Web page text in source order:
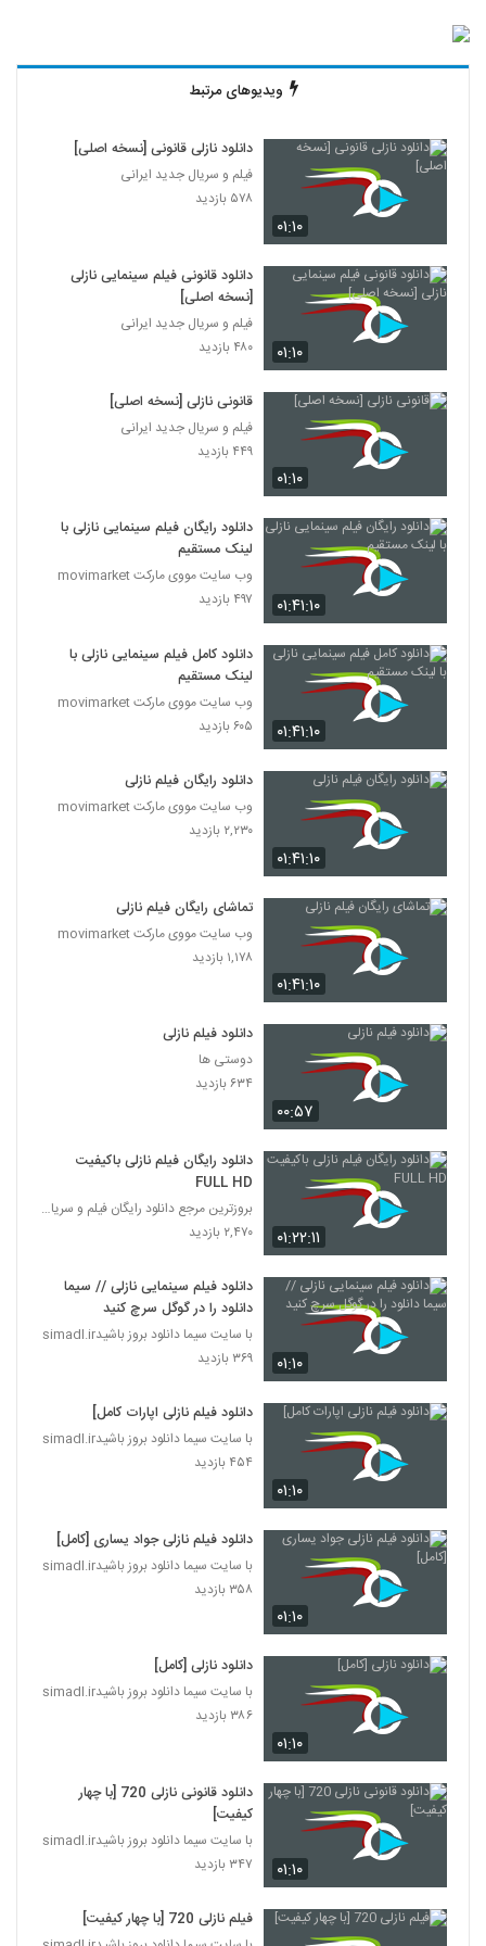
ویدیوهای مرتبط
۰۱:۱۰
دانلود نازلی قانونی [نسخه اصلی]
فیلم و سریال جدید ایرانی
۵۷۸ بازدید
۰۱:۱۰
دانلود قانونی فیلم سینمایی نازلی
[نسخه اصلی]
فیلم و سریال جدید ایرانی
۴۸۰ بازدید
۰۱:۱۰
قانونی نازلی [نسخه اصلی]
فیلم و سریال جدید ایرانی
۴۴۹ بازدید
۰۱:۴۱:۱۰
دانلود رایگان فیلم سینمایی نازلی با
لینک مستقیم
وب سایت مووی مارکت movimarket
۴۹۷ بازدید
۰۱:۴۱:۱۰
دانلود کامل فیلم سینمایی نازلی با
لینک مستقیم
وب سایت مووی مارکت movimarket
۶۰۵ بازدید
۰۱:۴۱:۱۰
دانلود رایگان فیلم نازلی
وب سایت مووی مارکت movimarket
۲,۲۳۰ بازدید
۰۱:۴۱:۱۰
تماشای رایگان فیلم نازلی
وب سایت مووی مارکت movimarket
۱,۱۷۸ بازدید
۰۰:۵۷
دانلود فیلم نازلی
دوستی ها
۶۳۴ بازدید
۰۱:۲۲:۱۱
دانلود رایگان فیلم نازلی باکیفیت
FULL HD
بروزترین مرجع دانلود رایگان فیلم و سریال ایرانی
۲,۴۷۰ بازدید
۰۱:۱۰
دانلود فیلم سینمایی نازلی // سیما
دانلود را در گوگل سرچ کنید
با سایت سیما دانلود بروز باشیدsimadl.ir
۳۶۹ بازدید
۰۱:۱۰
دانلود فیلم نازلی اپارات کامل]
با سایت سیما دانلود بروز باشیدsimadl.ir
۴۵۴ بازدید
۰۱:۱۰
دانلود فیلم نازلی جواد یساری [کامل]
با سایت سیما دانلود بروز باشیدsimadl.ir
۳۵۸ بازدید
۰۱:۱۰
دانلود نازلی [کامل]
با سایت سیما دانلود بروز باشیدsimadl.ir
۳۸۶ بازدید
۰۱:۱۰
دانلود قانونی نازلی 720 [با چهار
کیفیت]
با سایت سیما دانلود بروز باشیدsimadl.ir
۳۴۷ بازدید
فیلم نازلی 720 [با چهار کیفیت]